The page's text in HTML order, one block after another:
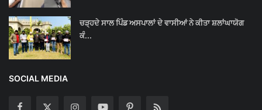
ਚੜ੍ਹਦੇ ਸਾਲ ਪਿੰਡ ਅਸਪਾਲਾਂ ਦੇ ਵਾਸੀਆਂ ਨੇ ਕੀਤਾ ਸ਼ਲਾਂਘਾਯੋਗ
ਕੰ...
SOCIAL MEDIA